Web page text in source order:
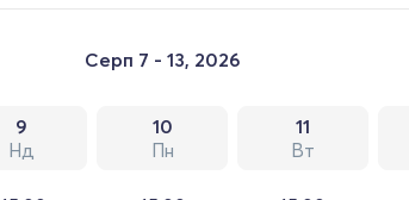
Серп 7 - 13, 2026
9
Нд
10
Пн
11
Вт